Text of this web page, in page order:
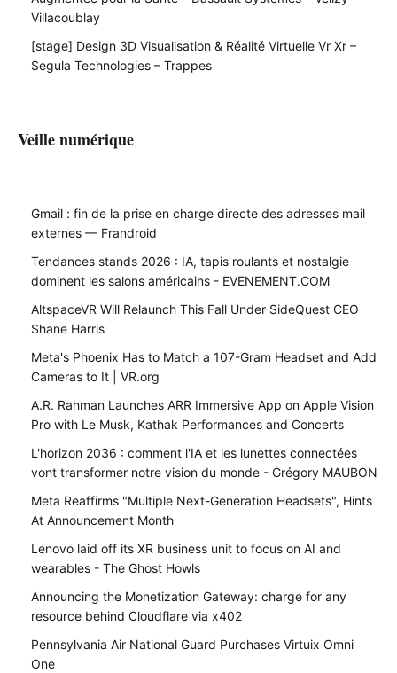
Villacoublay
[stage] Design 3D Visualisation & Réalité Virtuelle Vr Xr –
Segula Technologies – Trappes
Veille numérique
Gmail : fin de la prise en charge directe des adresses mail
externes — Frandroid
Tendances stands 2026 : IA, tapis roulants et nostalgie
dominent les salons américains - EVENEMENT.COM
AltspaceVR Will Relaunch This Fall Under SideQuest CEO
Shane Harris
Meta's Phoenix Has to Match a 107-Gram Headset and Add
Cameras to It | VR.org
A.R. Rahman Launches ARR Immersive App on Apple Vision
Pro with Le Musk, Kathak Performances and Concerts
L'horizon 2036 : comment l'IA et les lunettes connectées
vont transformer notre vision du monde - Grégory MAUBON
Meta Reaffirms "Multiple Next-Generation Headsets", Hints
At Announcement Month
Lenovo laid off its XR business unit to focus on AI and
wearables - The Ghost Howls
Announcing the Monetization Gateway: charge for any
resource behind Cloudflare via x402
Pennsylvania Air National Guard Purchases Virtuix Omni
One